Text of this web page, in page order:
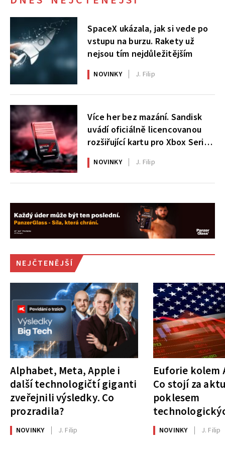
SpaceX ukázala, jak si vede po
vstupu na burzu. Rakety už
nejsou tím nejdůležitějším
NOVINKY J. Filip
Více her bez mazání. Sandisk
uvádí oficiálně licencovanou
rozšiřující kartu pro Xbox Series
X|S
NOVINKY J. Filip
NEJČTENĚJŠÍ
Alphabet, Meta, Apple i
další technologičtí giganti
zveřejnili výsledky. Co
prozradila?
NOVINKY J. Filip
Euforie kolem
Co stojí za
poklesem
NOVINKY J. Filip